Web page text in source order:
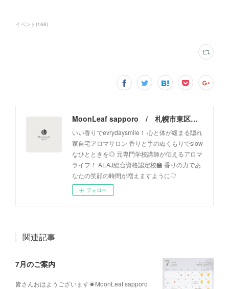
イベント (168)
MoonLeaf sapporo / 札幌市東区の100種類以上の香りが楽しめるアロマスクール＆トリートメントサロン
いい香りでevrydaysmile！ 心と体が緩まる隠れ
家自宅アロマサロン 香りと手のぬくもりでslow
なひとときを◎ 元専門学校講師が伝えるアロマ
ライフ！ AEAJ総合資格認定校🏫 香りの力であ
なたの笑顔の時間が増えますように♡
フォロー
関連記事
7月のご案内
皆さんおはようございます☀MoonLeaf sapporo